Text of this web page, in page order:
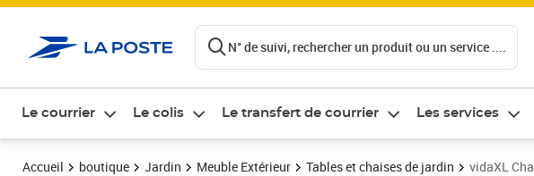
N° de suivi, rechercher un produit ou un service ....
Le courrier Le colis Le transfert de courrier Les services
Accueil boutique Jardin Meuble Extérieur Tables et chaises de jardin vidaXL